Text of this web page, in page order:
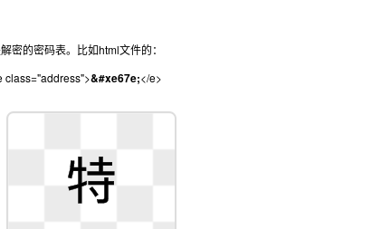
密的密码表。比如html文件的：
class="address">&#xe67e;</e>